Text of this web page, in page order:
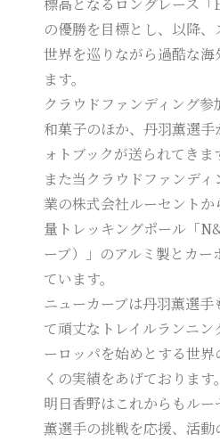
標高となるロングレース
の優勝を目標とし、以降、
世界を巡りながら過酷な海
ます。
クラウドファンディング
和菓子のほか、丹羽薫選
ォトブックが送られてきま
また当クラウドファンデ
業の株式会社ルーセント
量トレッキングポール「
ーブ）」のアルミ製とカ
ています。
ニューカーブは丹羽薫選手
て頑丈なトレイルランニン
ーロッパを始めとする世
くの実績をあげております。
明日香野はこれからもル
薫選手の挑戦を応援、活